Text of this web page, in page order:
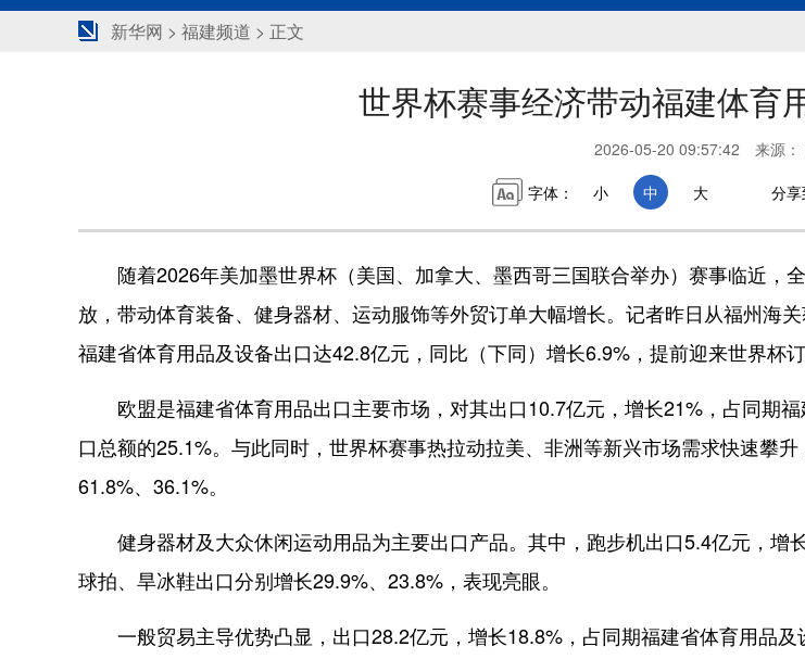
新华网 > 福建频道 > 正文
世界杯赛事经济带动福建体育
2026-05-20 09:57:42 来源：
字体：
小 中 大 分享
随着2026年美加墨世界杯（美国、加拿大、墨西哥三国联合举办）赛事临近，
放，带动体育装备、健身器材、运动服饰等外贸订单大幅增长。记者昨日从福州海
福建省体育用品及设备出口达42.8亿元，同比（下同）增长6.9%，提前迎来世界杯订
欧盟是福建省体育用品出口主要市场，对其出口10.7亿元，增长21%，占同期福
口总额的25.1%。与此同时，世界杯赛事热拉动拉美、非洲等新兴市场需求快速攀
61.8%、36.1%。
健身器材及大众休闲运动用品为主要出口产品。其中，跑步机出口5.4亿元，增
球拍、旱冰鞋出口分别增长29.9%、23.8%，表现亮眼。
一般贸易主导优势凸显，出口28.2亿元，增长18.8%，占同期福建省体育用品及